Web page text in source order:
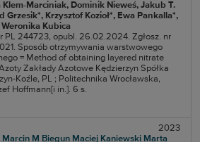
Klem-Marciniak, Dominik Nieweś, Jakub T.
Grzesik*, Krzysztof Kozioł*, Ewa Pankalla*,
Weronika Kubica
PL 244723, opubl. 26.02.2024. Zgłosz. nr
Sposób otrzymywania warstwowego
= Method of obtaining layered nitrate
Zakłady Azotowe Kędzierzyn Spółka
Koźle, PL ; Politechnika Wrocławska,
Hoffmann[i in.]. 6 s.
2023
Marcin M Biegun Maciej Kaniewski Marta